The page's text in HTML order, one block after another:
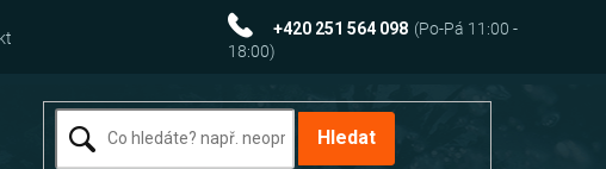
+420 251 564 098
Hledat